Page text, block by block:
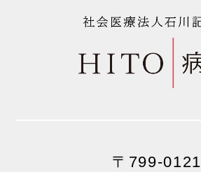
〒799-0121